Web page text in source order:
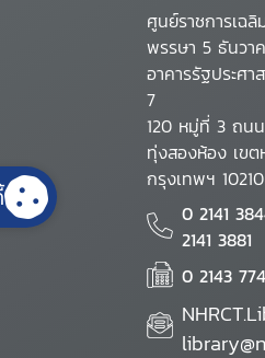
ศูนย์ราชการเฉ
พรรษา 5 ธันวา
อาคารรัฐประศ
7
120 หมู่ที่ 3 ถน
ทุ่งสองห้อง เข
กรุงเทพฯ 10210
0 2141
2141 3881
0 2143